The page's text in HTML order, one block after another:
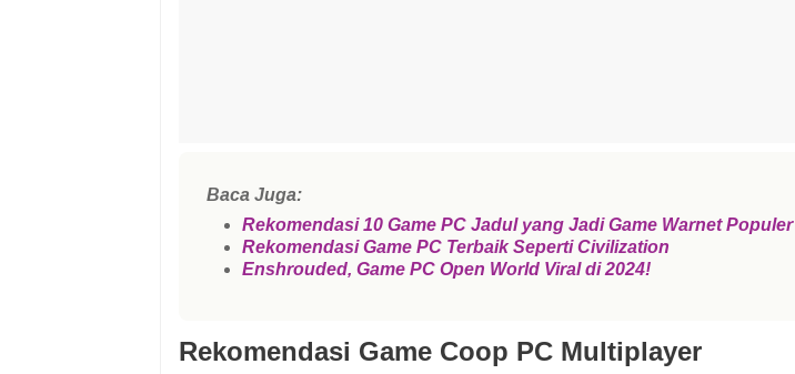
Baca Juga:
Rekomendasi 10 Game PC Jadul yang Jadi Game Warnet Populer
Rekomendasi Game PC Terbaik Seperti Civilization
Enshrouded, Game PC Open World Viral di 2024!
Rekomendasi Game Coop PC Multiplayer